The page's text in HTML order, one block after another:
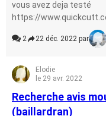
vous avez deja testé
https://
2 22 déc. 2022 par
Elodie
le 29 avr. 2022
Recherche avis
(baillardran)